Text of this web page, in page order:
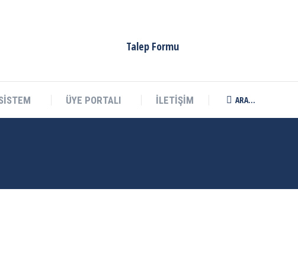
Talep Formu
ÜYE PORTALI İLETİŞİM Search:
ARA...